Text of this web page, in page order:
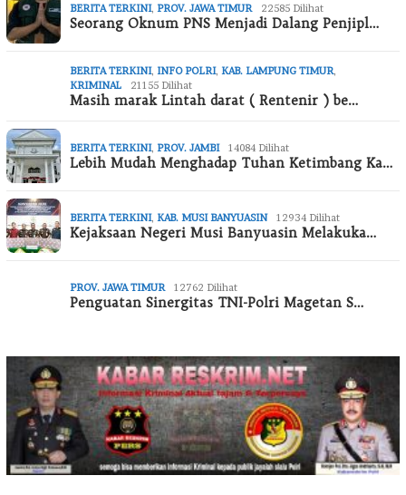
BERITA TERKINI, PROV. JAWA TIMUR 22585 Dilihat
Seorang Oknum PNS Menjadi Dalang Penjipl…
BERITA TERKINI, INFO POLRI, KAB. LAMPUNG TIMUR
KRIMINAL
21155 Dilihat
Masih marak Lintah darat ( Rentenir ) be…
BERITA TERKINI, PROV. JAMBI 14084 Dilihat
Lebih Mudah Menghadap Tuhan Ketimbang Ka…
BERITA TERKINI, KAB. MUSI BANYUASIN 12934 Dilihat
Kejaksaan Negeri Musi Banyuasin Melakuka…
PROV. JAWA TIMUR 12762 Dilihat
Penguatan Sinergitas TNI-Polri Magetan S…